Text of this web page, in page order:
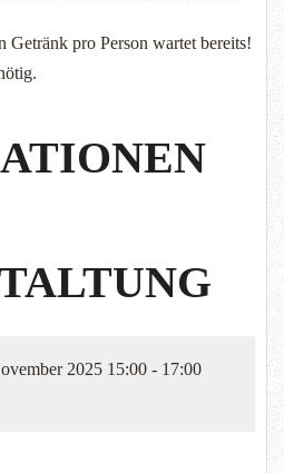
Getränk pro Person wartet bereits!
2025 15:00 - 17:00